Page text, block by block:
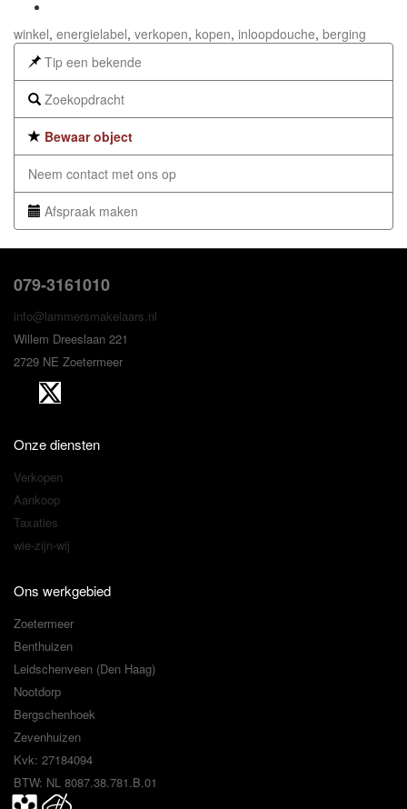
winkel, energielabel, verkopen, kopen, inloopdouche, berging
Tip een bekende
Zoekopdracht
Bewaar object
Neem contact met ons op
Afspraak maken
079-3161010
info@lammersmakelaars.nl
Willem Dreeslaan 221
2729 NE Zoetermeer
Onze diensten
Verkopen
Aankoop
Taxaties
wie-zijn-wij
Ons werkgebied
Zoetermeer
Benthuizen
Leidschenveen (Den Haag)
Nootdorp
Bergschenhoek
Zevenhuizen
Kvk: 27184094
BTW: NL 8087.38.781.B.01